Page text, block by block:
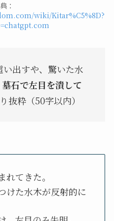
：
wiki/Kitar%C5%8D?
い出すや、驚いた水
墓石で左目を潰して
抜粋（50字以内）
てきた。
けた水木が反射的に